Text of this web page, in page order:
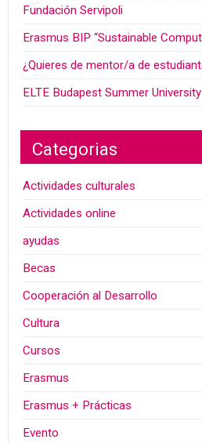
Fundación Servipoli
Erasmus BIP “Sustainable
¿Quieres de mentor/a de
ELTE Budapest Summer
Categorias
Actividades culturales
Actividades online
ayudas
Becas
Cooperación al Desarrollo
Cultura
Cursos
Erasmus
Erasmus + Prácticas
Evento